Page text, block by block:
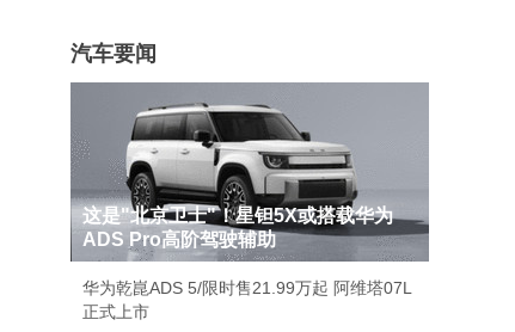
汽车要闻
这是"北京卫士"！星钽5X或搭载华为
ADS Pro高阶驾驶辅助
华为乾崑ADS 5/限时售21.99万起 阿维塔07L
正式上市